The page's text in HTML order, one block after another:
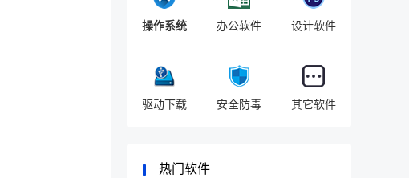
操作系统 办公软件 设计软件
驱动下载 安全防毒 其它软件
热门软件